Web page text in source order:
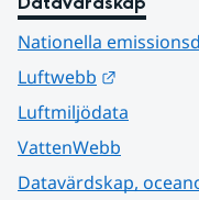
Nationella
Luftwebb
Luftmiljödata
VattenWebb
Datavärdskap,